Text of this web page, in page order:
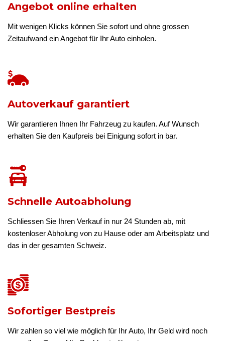
Angebot online erhalten
Mit wenigen Klicks können Sie sofort und ohne grossen
Zeitaufwand ein Angebot für Ihr Auto einholen.
Autoverkauf garantiert
Wir garantieren Ihnen Ihr Fahrzeug zu kaufen. Auf Wunsch
erhalten Sie den Kaufpreis bei Einigung sofort in bar.
Schnelle Autoabholung
Schliessen Sie Ihren Verkauf in nur 24 Stunden ab, mit
kostenloser Abholung von zu Hause oder am Arbeitsplatz und
das in der gesamten Schweiz.
Sofortiger Bestpreis
Wir zahlen so viel wie möglich für Ihr Auto, Ihr Geld wird noch